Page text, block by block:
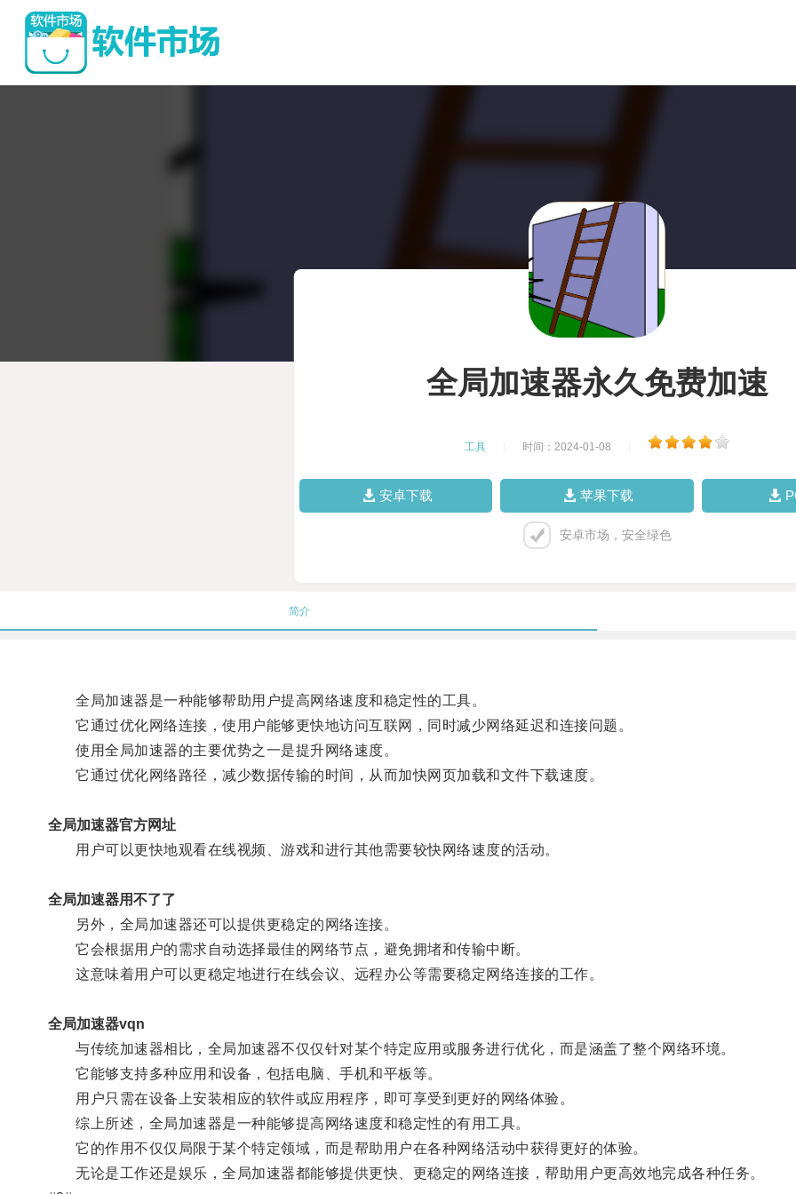
全局加速器永久免费加速
工具 时间：2024-01-08
安卓下载 苹果下载
安卓市场，安全绿色
简介
全局加速器是一种能够帮助用户提高网络速度和稳定性的工具。
它通过优化网络连接，使用户能够更快地访问互联网，同时减少网络延迟和连接问题。
使用全局加速器的主要优势之一是提升网络速度。
它通过优化网络路径，减少数据传输的时间，从而加快网页加载和文件下载速度。
全局加速器官方网址
用户可以更快地观看在线视频、游戏和进行其他需要较快网络速度的活动。
全局加速器用不了了
另外，全局加速器还可以提供更稳定的网络连接。
它会根据用户的需求自动选择最佳的网络节点，避免拥堵和传输中断。
这意味着用户可以更稳定地进行在线会议、远程办公等需要稳定网络连接的工作。
全局加速器vqn
与传统加速器相比，全局加速器不仅仅针对某个特定应用或服务进行优化，而是涵盖了整个网络环境。
它能够支持多种应用和设备，包括电脑、手机和平板等。
用户只需在设备上安装相应的软件或应用程序，即可享受到更好的网络体验。
综上所述，全局加速器是一种能够提高网络速度和稳定性的有用工具。
它的作用不仅仅局限于某个特定领域，而是帮助用户在各种网络活动中获得更好的体验。
无论是工作还是娱乐，全局加速器都能够提供更快、更稳定的网络连接，帮助用户更高效地完成各种任务。